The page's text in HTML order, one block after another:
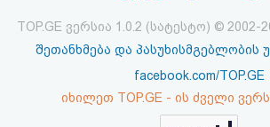
კოდი
შეთანხმება
TOP.GE ვერსია 1.0.2 (სატესტო) © 2002-
შეთანხმება და პასუხისმგებლობის
facebook.com/TOP.GE
იხილეთ TOP.GE - ის ძველი